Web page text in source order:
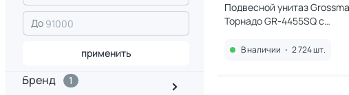
До
применить
Бренд 1
Подвесной унитаз
Торнадо GR-4455SQ с
В наличии • 2 724 шт.